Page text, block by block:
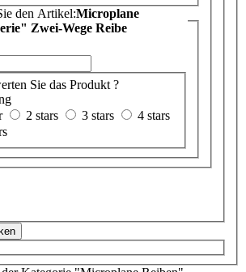
den Artikel:Microplane
Zwei-Wege Reibe
Sie das Produkt ?
2 stars 3 stars
4 stars